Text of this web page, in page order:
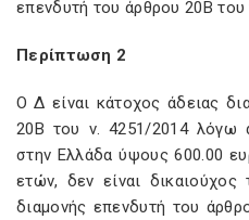
επενδυτή του άρθρου 20B του
Περίπτωση 2
Ο Δ είναι κάτοχος άδειας
20B του ν. 4251/2014 λόγω
στην Ελλάδα ύψους 600.00
ετών, δεν είναι
διαμονής επενδυτή του